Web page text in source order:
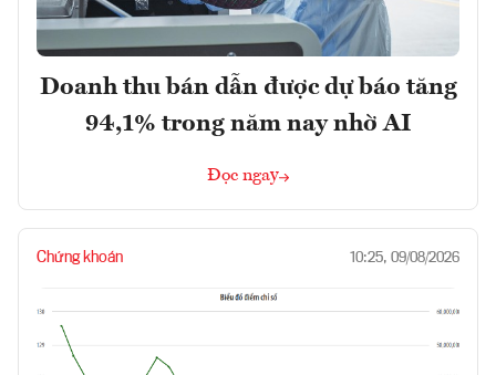
Doanh thu bán dẫn được dự báo tăng
94,1% trong năm nay nhờ AI
Đọc ngay
Chứng khoán 10:25, 09/08/2026